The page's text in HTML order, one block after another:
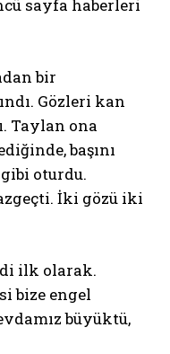
sayfa haberleri
bir
Gözleri kan
Taylan ona
başını
oturdu.
İki gözü iki
ilk olarak.
bize engel
büyüktü,